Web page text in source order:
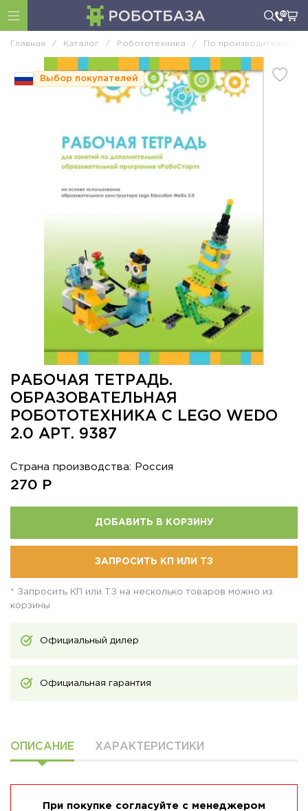
Главная / Каталог / Робототехника / По производителям
Выбор покупателей
РАБОЧАЯ ТЕТРАДЬ.
ОБРАЗОВАТЕЛЬНАЯ
РОБОТОТЕХНИКА С LEGO WEDO
2.0 АРТ. 9387
Страна производства: Россия
270 Р
ДОБАВИТЬ В КОРЗИНУ
ЗАПРОСИТЬ КП ИЛИ ТЗ
* Запросить КП или ТЗ на несколько товаров можно из
корзины
Официальный дилер
Официальная гарантия
ОПИСАНИЕ ХАРАКТЕРИСТИКИ
При покупке согласуйте с менеджером